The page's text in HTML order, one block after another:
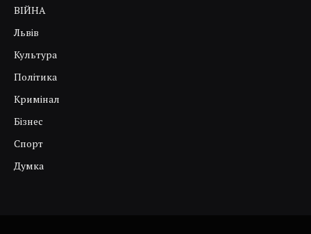
ВІЙНА
Львів
Культура
Політика
Кримінал
Бізнес
Спорт
Думка